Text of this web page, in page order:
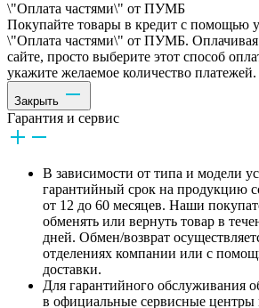
\"Оплата частями\" от ПУМБ
Покупайте товары в кредит с помощью
\"Оплата частями\" от ПУМБ. Оплачивая
сайте, просто выберите этот способ
укажите желаемое количество платежей.
Закрыть
Гарантия и сервис
В зависимости от типа и модели
гарантийный срок на продукцию
от 12 до 60 месяцев. Наши
обменять или вернуть товар в
дней. Обмен/возврат
отделениях компании или с
доставки.
Для гарантийного обслуживания
в официальные сервисные центры